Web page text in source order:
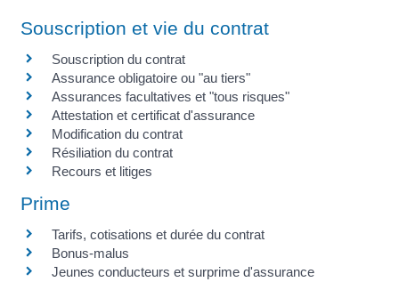
Souscription et vie du contrat
Souscription du contrat
Assurance obligatoire ou "au tiers"
Assurances facultatives et "tous risques"
Attestation et certificat d'assurance
Modification du contrat
Résiliation du contrat
Recours et litiges
Prime
Tarifs, cotisations et durée du contrat
Bonus-malus
Jeunes conducteurs et surprime d'assurance